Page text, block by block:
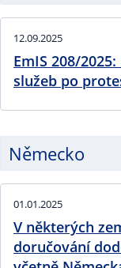
12.09.2025
EmIS 208/
služeb po
Německo
01.01.2025
V některých
doručování